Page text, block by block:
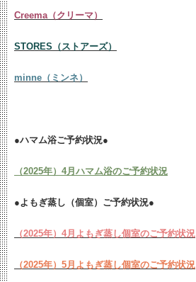
Creema（クリーマ）
STORES（ストアーズ）
minne（ミンネ）
●ハマム浴ご予約状況●
（2025年）4月ハマム浴のご予約状況
●よもぎ蒸し（個室）ご予約状況●
（2025年）4月よもぎ蒸し個室のご予約状況
（2025年）5月よもぎ蒸し個室のご予約状況